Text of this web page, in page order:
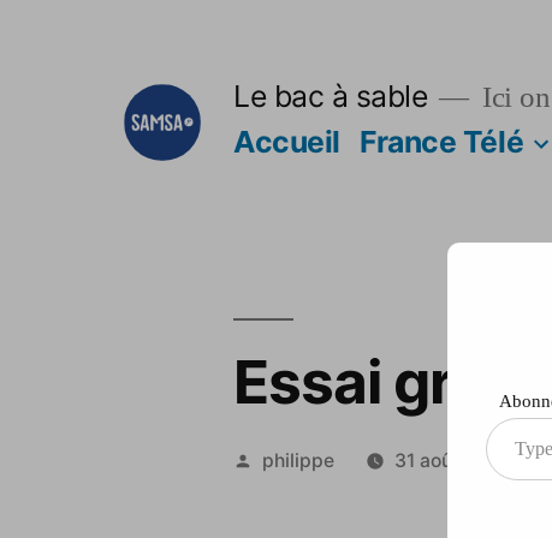
Le bac à sable Ici
Accueil France Télé
Essai
Publié
philippe 31 août 2012
Type
your